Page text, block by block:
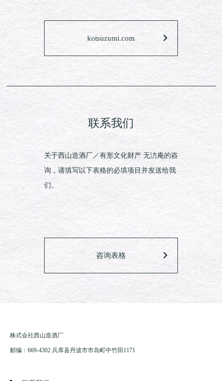
kotsuzumi.com
联系我们
关于西山造酒厂／有形文化财产 无汸庵的咨
询，请填写以下表格的必填项目并发送给我
们。
咨询表格
株式会社西山造酒厂
邮编：669-4302 兵库县丹波市市岛町中竹田1171